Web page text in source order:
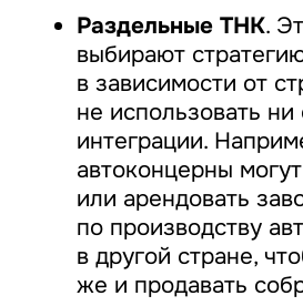
Раздельные ТНК.
выбирают
в зависимости от
не использовать
интеграции.
автоконцерны
или арендовать
по производству
в другой стране,
же и продавать